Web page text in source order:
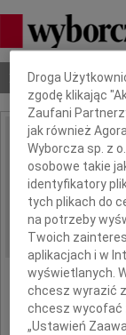
Nekrologi Odeszli
IMIĘ I NAZWISKO:
REGION:
DATA EMISJI:
Dbamy o Twoją
Droga
zgodę klikając
Zaufani
jak również
Wyborcza sp. z
osobowe takie
identyfikatory
tych plikach do
na potrzeby
Twoich
aplikacjach i w
wyświetlanych.
chcesz wyrazić
chcesz wycofać
„Ustawień